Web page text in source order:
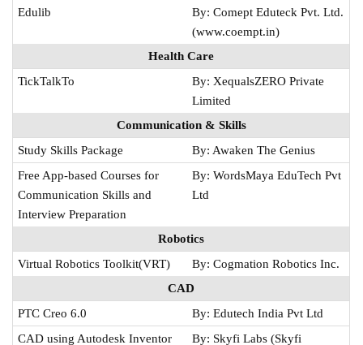
Edulib
By: Comept Eduteck Pvt. Ltd.
(www.coempt.in)
Health Care
TickTalkTo
By: XequalsZERO Private
Limited
Communication & Skills
Study Skills Package
By: Awaken The Genius
Free App-based Courses for
Communication Skills and
Interview Preparation
By: WordsMaya EduTech Pvt
Ltd
Robotics
Virtual Robotics Toolkit(VRT)
By: Cogmation Robotics Inc.
CAD
PTC Creo 6.0
By: Edutech India Pvt Ltd
CAD using Autodesk Inventor
By: Skyfi Labs (Skyfi